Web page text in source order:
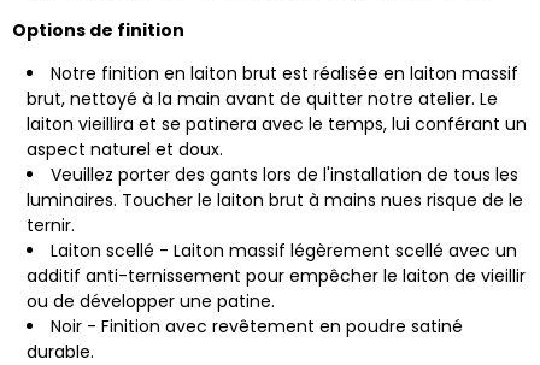
Options de finition
Notre finition en laiton brut est réalisée en laiton massif
brut, nettoyé à la main avant de quitter notre atelier. Le
laiton vieillira et se patinera avec le temps, lui conférant un
aspect naturel et doux.
Veuillez porter des gants lors de l'installation de tous les
luminaires. Toucher le laiton brut à mains nues risque de le
ternir.
Laiton scellé - Laiton massif légèrement scellé avec un
additif anti-ternissement pour empêcher le laiton de vieillir
ou de développer une patine.
Noir - Finition avec revêtement en poudre satiné
durable.